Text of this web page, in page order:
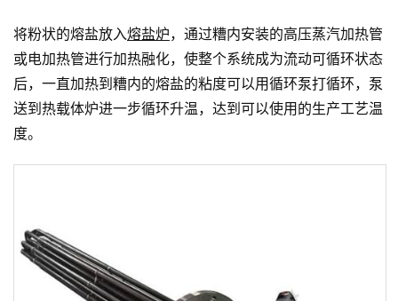
将粉状的熔盐放入熔盐炉，通过糟内安装的高压蒸汽加热管
或电加热管进行加热融化，使整个系统成为流动可循环状态
后，一直加热到糟内的熔盐的粘度可以用循环泵打循环，泵
送到热载体炉进一步循环升温，达到可以使用的生产工艺温
度。